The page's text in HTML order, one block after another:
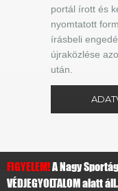
portál írott és
nyomtatott
írásbeli
újraközlése
után.
FIGYELEM!A Nagy
VÉDJEGYOLTALOM alatt